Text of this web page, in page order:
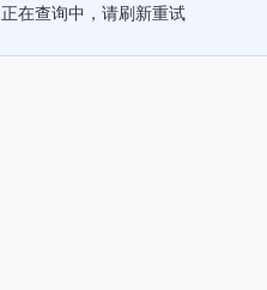
正在查询中，请刷新重试